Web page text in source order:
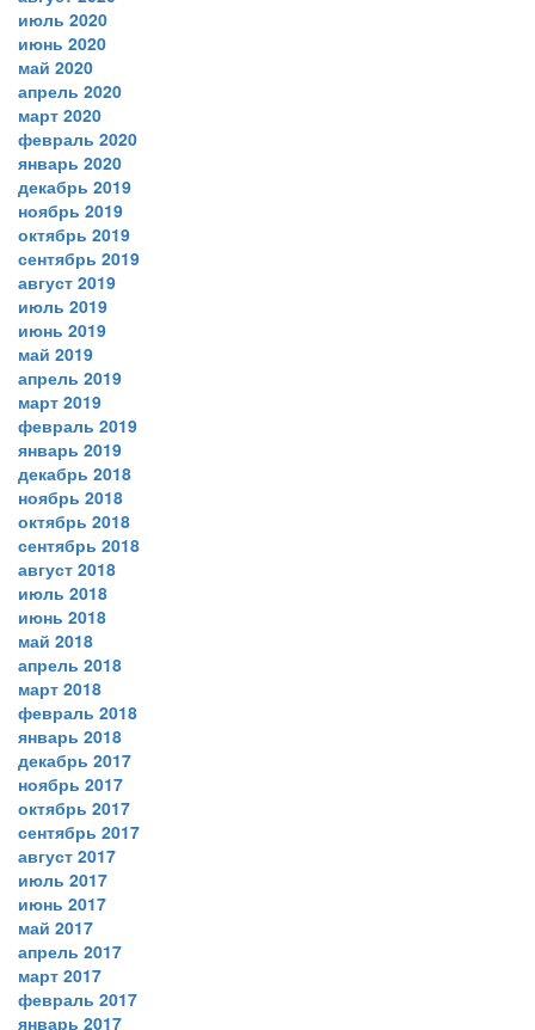
июль 2020
июнь 2020
май 2020
апрель 2020
март 2020
февраль 2020
январь 2020
декабрь 2019
ноябрь 2019
октябрь 2019
сентябрь 2019
август 2019
июль 2019
июнь 2019
май 2019
апрель 2019
март 2019
февраль 2019
январь 2019
декабрь 2018
ноябрь 2018
октябрь 2018
сентябрь 2018
август 2018
июль 2018
июнь 2018
май 2018
апрель 2018
март 2018
февраль 2018
январь 2018
декабрь 2017
ноябрь 2017
октябрь 2017
сентябрь 2017
август 2017
июль 2017
июнь 2017
май 2017
апрель 2017
март 2017
февраль 2017
январь 2017